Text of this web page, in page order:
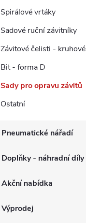
Spirálové vrtáky
Sadové ruční závitníky
Závitové čelisti - kruhové
Bit - forma D
Sady pro opravu závitů
Ostatní
Pneumatické nářadí
Doplňky - náhradní díly
Akční nabídka
Výprodej